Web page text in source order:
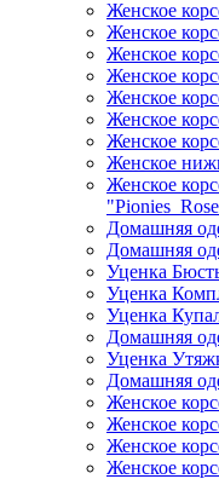
Женское
Женское
Женское
Женское
Женское
Женское
Женское
Женское
Женское
Домашняя
Домашняя
Уценка
Уценка
Уценка
Домашняя
Уценка
Домашняя
Женское
Женское
Женское
Женское